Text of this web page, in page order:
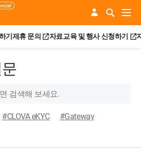
기 제휴 문의 자료교육 및 행사 신청하기
#CLOVA eKYC
#Gateway